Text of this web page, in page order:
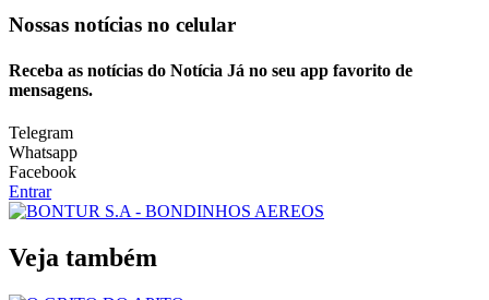
Nossas notícias no celular
Receba as notícias do Notícia Já no seu app favorito de
mensagens.
Telegram
Whatsapp
Facebook
Entrar
Veja também